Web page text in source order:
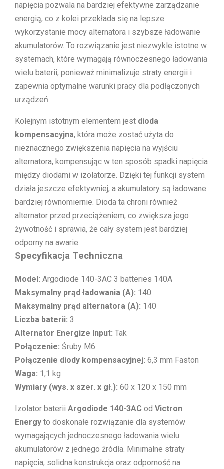
napięcia pozwala na bardziej efektywne zarządzanie
energią, co z kolei przekłada się na lepsze
wykorzystanie mocy alternatora i szybsze ładowanie
akumulatorów. To rozwiązanie jest niezwykle istotne w
systemach, które wymagają równoczesnego ładowania
wielu baterii, ponieważ minimalizuje straty energii i
zapewnia optymalne warunki pracy dla podłączonych
urządzeń.
Kolejnym istotnym elementem jest dioda
kompensacyjna, która może zostać użyta do
nieznacznego zwiększenia napięcia na wyjściu
alternatora, kompensując w ten sposób spadki napięcia
między diodami w izolatorze. Dzięki tej funkcji system
działa jeszcze efektywniej, a akumulatory są ładowane
bardziej równomiernie. Dioda ta chroni również
alternator przed przeciążeniem, co zwiększa jego
żywotność i sprawia, że cały system jest bardziej
odporny na awarie.
Specyfikacja Techniczna
Model: Argodiode 140-3AC 3 batteries 140A
Maksymalny prąd ładowania (A): 140
Maksymalny prąd alternatora (A): 140
Liczba baterii: 3
Alternator Energize Input: Tak
Połączenie: Śruby M6
Połączenie diody kompensacyjnej: 6,3 mm Faston
Waga: 1,1 kg
Wymiary (wys. x szer. x gł.): 60 x 120 x 150 mm
Izolator baterii Argodiode 140-3AC od Victron
Energy to doskonałe rozwiązanie dla systemów
wymagających jednoczesnego ładowania wielu
akumulatorów z jednego źródła. Minimalne straty
napięcia, solidna konstrukcja oraz odporność na